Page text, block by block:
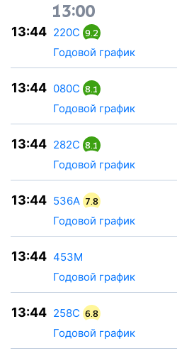
13:00
13:44 220С 9.2
Годовой график
13:44 080С 8.1
Годовой график
13:44 282С 8.1
Годовой график
13:44 536А 7.8
Годовой график
13:44 453М
Годовой график
13:44 258С 6.8
Годовой график